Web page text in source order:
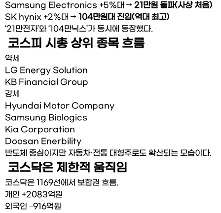
Samsung Electronics +5%대 → 21만원 돌파(사상 처음)
SK hynix +2%대 → 104만원대 진입(역대 최고)
‘21만전자’와 ‘104만닉스’가 동시에 등장했다.
코스피 시총 상위 종목 흐름
약세
LG Energy Solution
KB Financial Group
강세
Hyundai Motor Company
Samsung Biologics
Kia Corporation
Doosan Enerbility
반도체 중심이지만 자동차·전통 대형주로도 확산되는 모습이다.
코스닥은 제한적 움직임
코스닥은 1169선에서 보합권 흐름.
개인 +2083억원
외국인 –916억원